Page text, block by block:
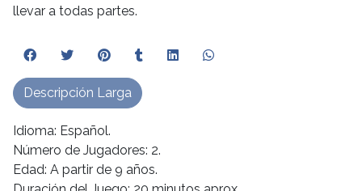
llevar a todas partes.
Idioma: Español.
Número de Jugadores: 2.
Edad: A partir de 9 años.
Descripción Larga